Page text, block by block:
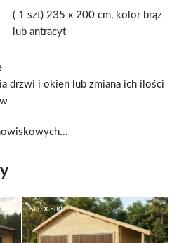
( 1 szt) 235 x 200 cm, kolor brąz
lub antracyt
drzwi i okien lub zmiana ich ilości
580 X 580